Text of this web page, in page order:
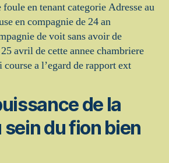
en tenant categorie Adresse au
en compagnie de 24 an
de voit sans avoir de
avril de cette annee chambriere
a l’egard de rapport ext
de la
sein du fion bien